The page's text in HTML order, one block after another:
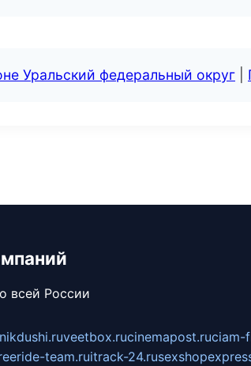
Уральский федеральный округ
всей России
veetbox.rucinemapost.ruciam-
team.ruitrack-24.ru